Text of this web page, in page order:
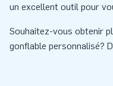
un excellent outil pour
Souhaitez-vous obtenir
gonflable personnalisé?